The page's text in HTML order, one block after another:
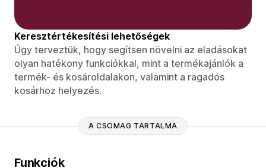
Keresztértékesítési lehetőségek
Úgy terveztük, hogy segítsen növelni az eladásokat
olyan hatékony funkciókkal, mint a termékajánlók a
termék- és kosároldalakon, valamint a ragadós
kosárhoz helyezés.
A CSOMAG TARTALMA
Funkciók